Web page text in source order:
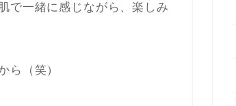
で一緒に感じながら、楽しみ
ら（笑）